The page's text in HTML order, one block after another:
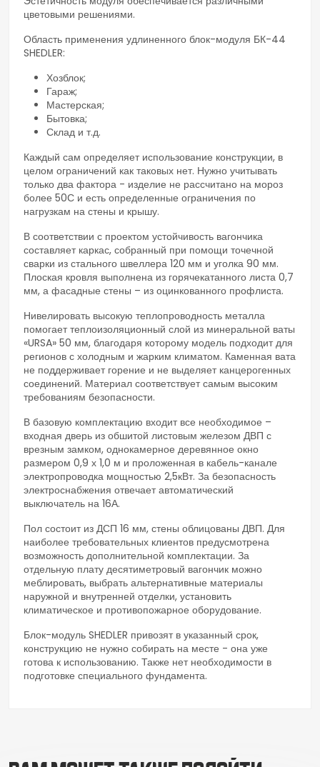
цветовыми решениями.
Область применения удлиненного блок-модуля БК-44
SHEDLER:
Хозблок;
Гараж;
Мастерская;
Бытовка;
Склад и т.д.
Каждый сам определяет использование конструкции, в
целом ограничений как таковых нет. Нужно учитывать
только два фактора - изделие не рассчитано на мороз
более 50С и есть определенные ограничения по
нагрузкам на стены и крышу.
В соответствии с проектом устойчивость вагончика
составляет каркас, собранный при помощи точечной
сварки из стального швеллера 120 мм и уголка 90 мм.
Плоская кровля выполнена из горячекатанного листа 0,7
мм, а фасадные стены – из оцинкованного профлиста.
Нивелировать высокую теплопроводность металла
помогает теплоизоляционный слой из минеральной ваты
«URSA» 50 мм, благодаря которому модель подходит для
регионов с холодным и жарким климатом. Каменная вата
не поддерживает горение и не выделяет канцерогенных
соединений. Материал соответствует самым высоким
требованиям безопасности.
В базовую комплектацию входит все необходимое –
входная дверь из обшитой листовым железом ДВП с
врезным замком, однокамерное деревянное окно
размером 0,9 х 1,0 м и проложенная в кабель-канале
электропроводка мощностью 2,5кВт. За безопасность
электроснабжения отвечает автоматический
выключатель на 16А.
Пол состоит из ДСП 16 мм, стены облицованы ДВП. Для
наиболее требовательных клиентов предусмотрена
возможность дополнительной комплектации. За
отдельную плату десятиметровый вагончик можно
меблировать, выбрать альтернативные материалы
наружной и внутренней отделки, установить
климатическое и противопожарное оборудование.
Блок-модуль SHEDLER привозят в указанный срок,
конструкцию не нужно собирать на месте - она уже
готова к использованию. Также нет необходимости в
подготовке специального фундамента.